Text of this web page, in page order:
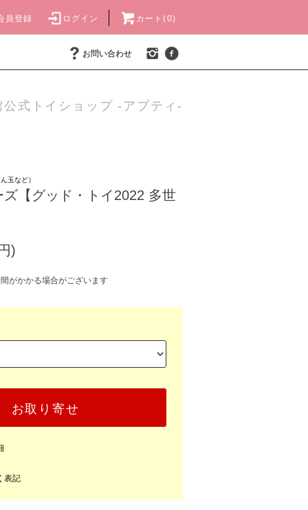
員登録 ログイン カート(0)
お問い合わせ
式トイショップ -アプティ-
玉など）
【グッド・トイ2022 多世
)
がかかる場合がございます
お取り寄せ
表記